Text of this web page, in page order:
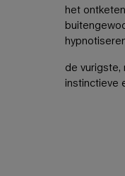
het
de
instinctieve